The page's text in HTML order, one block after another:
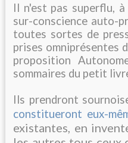
Il n'est pas superflu,
sur-conscience auto-
toutes sortes de
prises omniprésentes
proposition
sommaires du petit
Ils prendront
constitueront eux-
existantes, en